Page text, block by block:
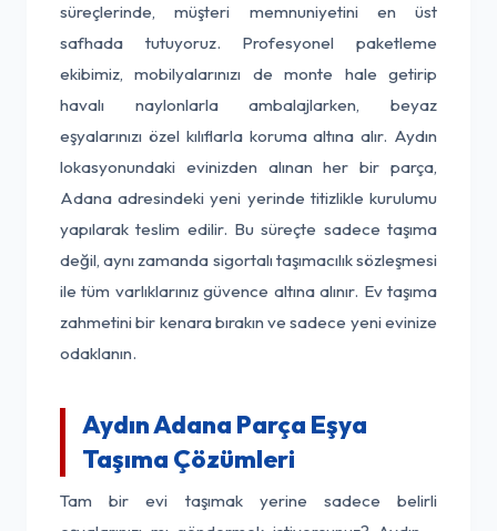
süreçlerinde, müşteri memnuniyetini en üst
safhada tutuyoruz. Profesyonel paketleme
ekibimiz, mobilyalarınızı de monte hale getirip
havalı naylonlarla ambalajlarken, beyaz
eşyalarınızı özel kılıflarla koruma altına alır. Aydın
lokasyonundaki evinizden alınan her bir parça,
Adana adresindeki yeni yerinde titizlikle kurulumu
yapılarak teslim edilir. Bu süreçte sadece taşıma
değil, aynı zamanda sigortalı taşımacılık sözleşmesi
ile tüm varlıklarınız güvence altına alınır. Ev taşıma
zahmetini bir kenara bırakın ve sadece yeni evinize
odaklanın.
Aydın Adana Parça Eşya
Taşıma Çözümleri
Tam bir evi taşımak yerine sadece belirli